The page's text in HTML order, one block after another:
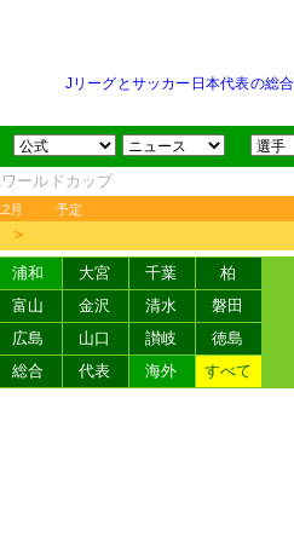
Jリーグとサッカー日本代表の総
ールドカップ
月 予定
＞
浦和 大宮 千葉
柏
富山 金沢 清水
磐田
広島 山口 讃岐
徳島
総合 代表 海外 すべて